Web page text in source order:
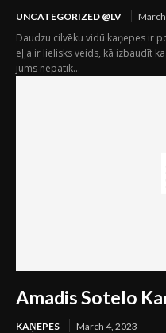
UNCATEGORIZED @LV
Daudzu cilvēku vidū kaņepes ir
eļļa ir lielisks veids, kā izbaudīt
jums nepatīk...
Amadis Sotelo
KAŅEPES March 4, 2023